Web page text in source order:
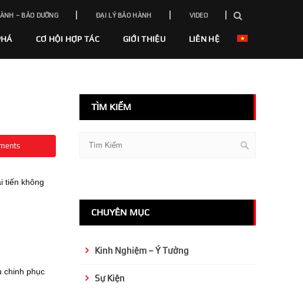
– BẢO DƯỠNG ĐẠI LÝ BẢO HÀNH VIDEO
CƠ HỘI HỢP TÁC GIỚI THIỆU LIÊN HỆ
tiến không
chinh phục
TÌM KIẾM
CHUYÊN MỤC
Kinh Nghiệm – Ý Tưởng
Sự Kiện